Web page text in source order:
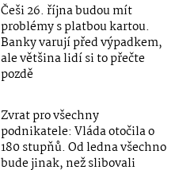
Češi 26. října budou mít
problémy s platbou kartou.
Banky varují před výpadkem,
ale většina lidí si to přečte
pozdě
Zvrat pro všechny
podnikatele: Vláda otočila o
180 stupňů. Od ledna všechno
bude jinak, než slibovali